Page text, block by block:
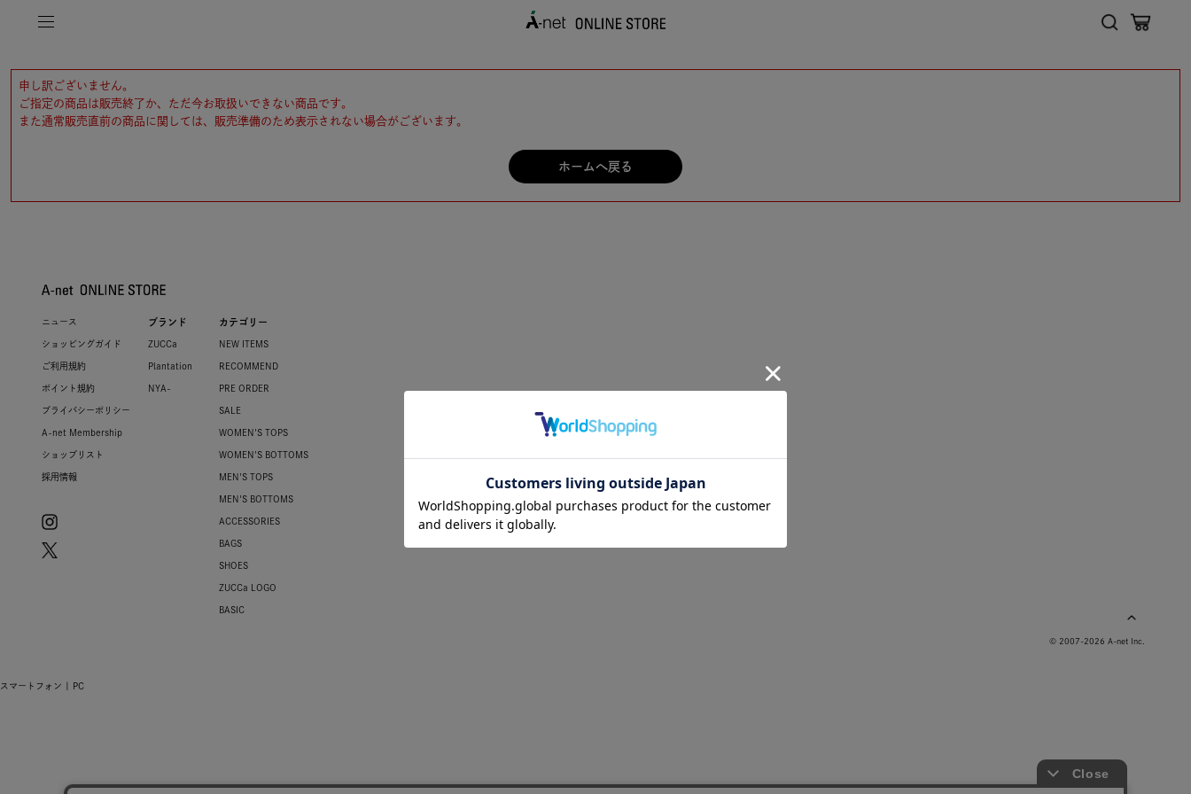
申し訳ございません。
ご指定の商品は販売終了か、ただ今お取扱いできない商品です。
また通常販売直前の商品に関しては、販売準備のため表示されない場合がございます。
ホームへ戻る
ニュース
ショッピングガイド
ご利用規約
ポイント規約
プライバシーポリシー
A-net Membership
ショップリスト
採用情報
ブランド
ZUCCa
Plantation
NYA-
カテゴリー
NEW ITEMS
RECOMMEND
PRE ORDER
SALE
WOMEN'S TOPS
WOMEN'S BOTTOMS
MEN'S TOPS
MEN'S BOTTOMS
ACCESSORIES
BAGS
SHOES
ZUCCa LOGO
BASIC
© 2007-2026 A-net Inc.
スマートフォン | PC